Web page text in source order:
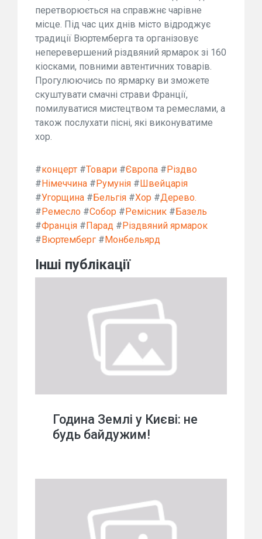
перетворюється на справжнє чарівне
місце. Під час цих днів місто відроджує
традиції Вюртемберга та організовує
неперевершений різдвяний ярмарок зі 160
кіосками, повними автентичних товарів.
Прогулюючись по ярмарку ви зможете
скуштувати смачні страви Франції,
помилуватися мистецтвом та ремеслами, а
також послухати пісні, які виконуватиме
хор.
#концерт #Товари #Європа #Різдво
#Німеччина #Румунія #Швейцарія
#Угорщина #Бельгія #Хор #Дерево.
#Ремесло #Собор #Ремісник #Базель
#Франція #Парад #Різдвяний ярмарок
#Вюртемберг #Монбельярд
Інші публікації
Година Землі у Києві: не
будь байдужим!